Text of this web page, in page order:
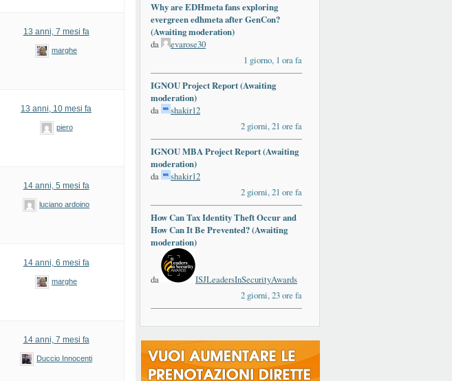
13 anni, 7 mesi fa
marghe
13 anni, 10 mesi fa
piero
14 anni, 5 mesi fa
luciano ardoino
14 anni, 6 mesi fa
marghe
14 anni, 7 mesi fa
Duccio Innocenti
Why are EDHmeta fans exploring
evergreen edhmeta after GenCon?
(Awaiting moderation)
da
evarose30
1 giorno, 1 ora fa
IGNOU Project Report (Awaiting
moderation)
da
shakir12
2 giorni, 21 ore fa
IGNOU MBA Project Report (Awaiting
moderation)
da
shakir12
2 giorni, 21 ore fa
How Can Tax Identity Theft Occur and
How Can It Be Prevented? (Awaiting
moderation)
da
ISJLeadersInSecurityAwards
2 giorni, 23 ore fa